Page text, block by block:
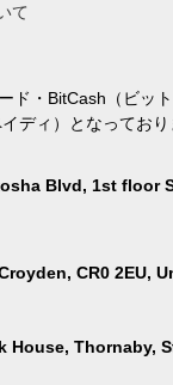
て
ド・BitCash（ビッ
ディ）となっており
Blvd, 1st floor
CR0 2EU,
House, Thornaby,